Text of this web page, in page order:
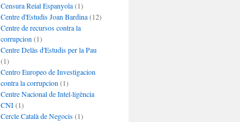
Censura Reial Espanyola(1)
Centre d'Estudis Joan Bardina(12)
Centre de recursos contra la
corrupcion (1)
Centre Delàs d'Estudis per la Pau
(1)
Centro Europeo de Investigacion
contra la corrupcion (1)
Centre Nacional de Intel·ligència
CNI(1)
Cercle Català de Negocis(1)